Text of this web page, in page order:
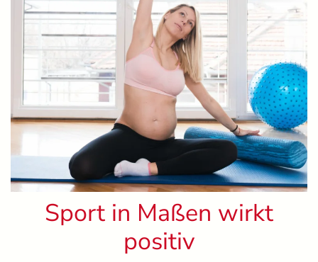
Sport in Maßen wirkt
positiv